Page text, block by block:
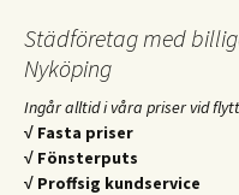
Städföretag med
Nyköping
Ingår alltid i våra priser vid
√ Fasta priser
√ Fönsterputs
√ Proffsig kundservice